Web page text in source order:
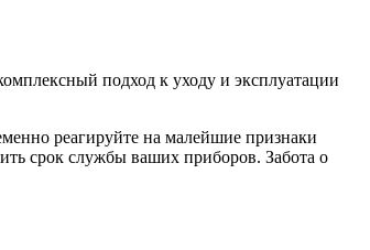
подход к уходу и эксплуатации
реагируйте на малейшие признаки
срок службы ваших приборов. Забота о